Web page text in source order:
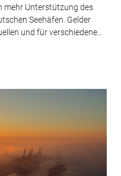
mehr Unterstützung des
Seehäfen. Gelder
und für verschiedene...